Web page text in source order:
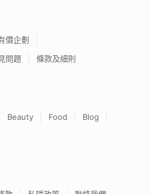
價企劃
問題 條款及細則
Beauty Food
Blog